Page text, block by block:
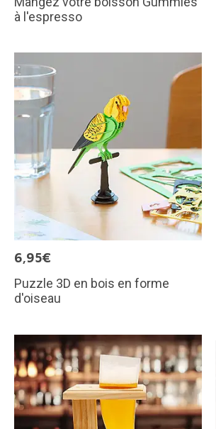
à l'espresso
6,95€
Puzzle 3D en bois en forme
d'oiseau